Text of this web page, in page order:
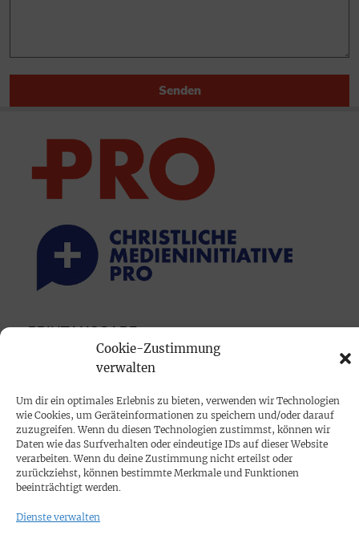
Cookie-Zustimmung
verwalten
Um dir ein optimales Erlebnis zu bieten, verwenden wir Technologien
wie Cookies, um Geräteinformationen zu speichern und/oder darauf
zuzugreifen. Wenn du diesen Technologien zustimmst, können wir
Daten wie das Surfverhalten oder eindeutige IDs auf dieser Website
verarbeiten. Wenn du deine Zustimmung nicht erteilst oder
zurückziehst, können bestimmte Merkmale und Funktionen
beeinträchtigt werden.
Dienste verwalten
Senden
PRINTAUSGABE
Mediadaten
PROKOMPAKT
Impressum
SPENDEN